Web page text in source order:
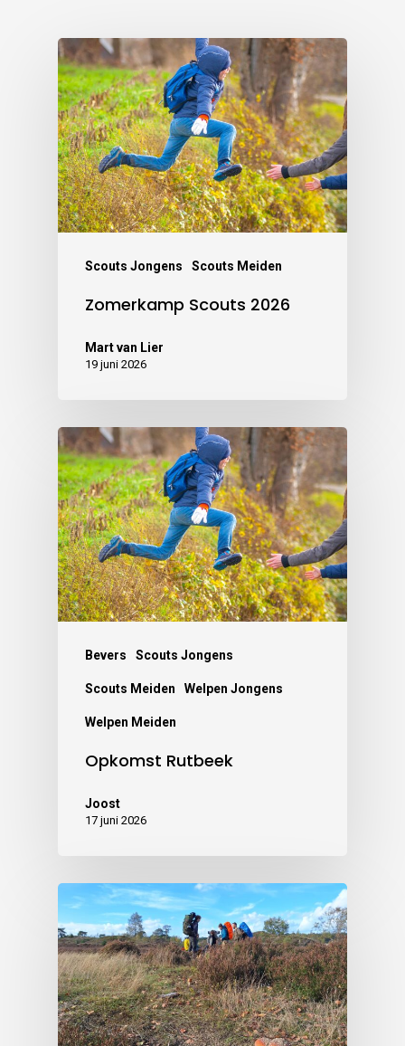
Scouts Jongens Scouts Meiden
Zomerkamp Scouts 2026
Mart van Lier
19 juni 2026
Bevers Scouts Jongens
Scouts Meiden Welpen Jongens
Welpen Meiden
Opkomst Rutbeek
Joost
17 juni 2026